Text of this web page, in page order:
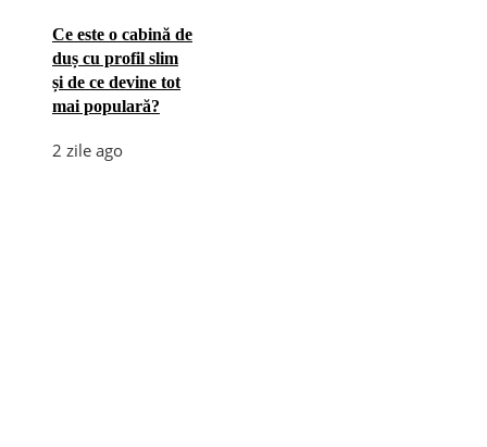
Ce este o cabină de
duș cu profil slim
și de ce devine tot
mai populară?
2 zile ago